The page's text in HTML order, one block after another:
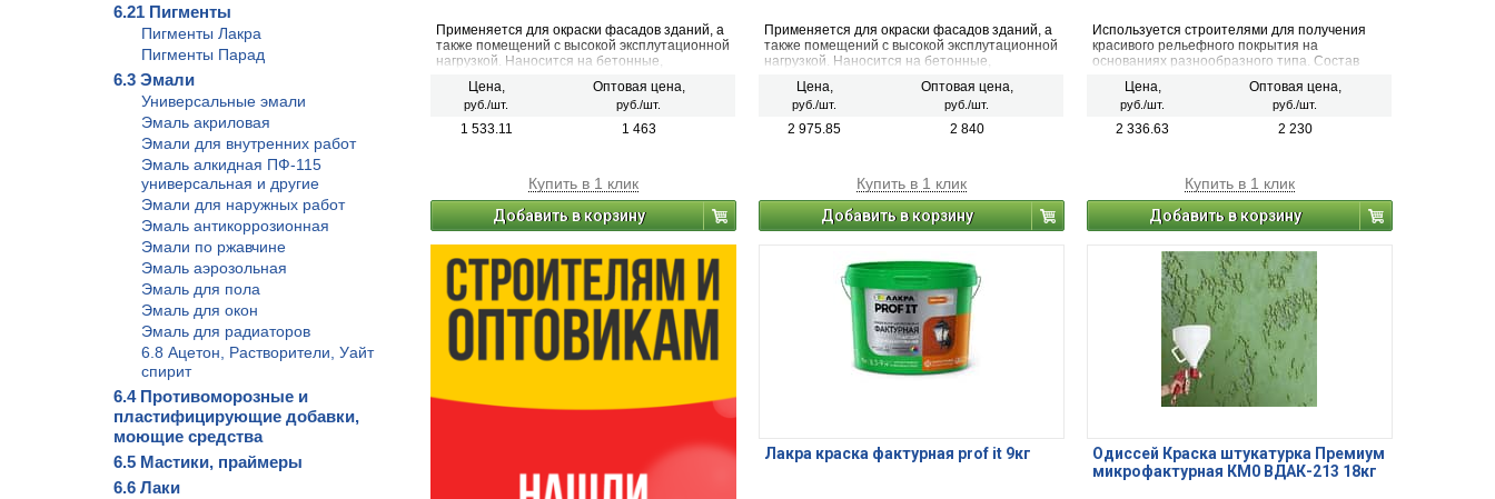
6.21 Пигменты
Пигменты Лакра
Пигменты Парад
6.3 Эмали
Универсальные эмали
Эмаль акриловая
Эмали для внутренних работ
Эмаль алкидная ПФ-115
универсальная и другие
Эмали для наружных работ
Эмаль антикоррозионная
Эмали по ржавчине
Эмаль аэрозольная
Эмаль для пола
Эмаль для окон
Эмаль для радиаторов
6.8 Ацетон, Растворители, Уайт
спирит
6.4 Противоморозные и
пластифицирующие добавки,
моющие средства
6.5 Мастики, праймеры
6.6 Лаки
Применяется для окраски фасадов зданий, а
также помещений с высокой эксплутационной
нагрузкой. Наносится на бетонные,
минеральные поверхности.
Цена,
руб./шт.
Оптовая цена,
руб./шт.
1 533.11 1 463
Купить в 1 клик
Добавить в корзину
Применяется для окраски фасадов зданий, а
также помещений с высокой эксплутационной
нагрузкой. Наносится на бетонные,
минеральные поверхности
Цена,
руб./шт.
Оптовая цена,
руб./шт.
2 975.85 2 840
Купить в 1 клик
Добавить в корзину
Используется строителями для получения
красивого рельефного покрытия на
основаниях разнообразного типа. Состав
внутренних работ, когда необходима отделка
стен.
Цена,
руб./шт.
Оптовая цена,
руб./шт.
2 336.63 2 230
Купить в 1 клик
Добавить в корзину
Лакра краска фактурная prof it 9кг
Одиссей Краска штукатурка Премиум
микрофактурная КМ0 ВДАК-213 18кг